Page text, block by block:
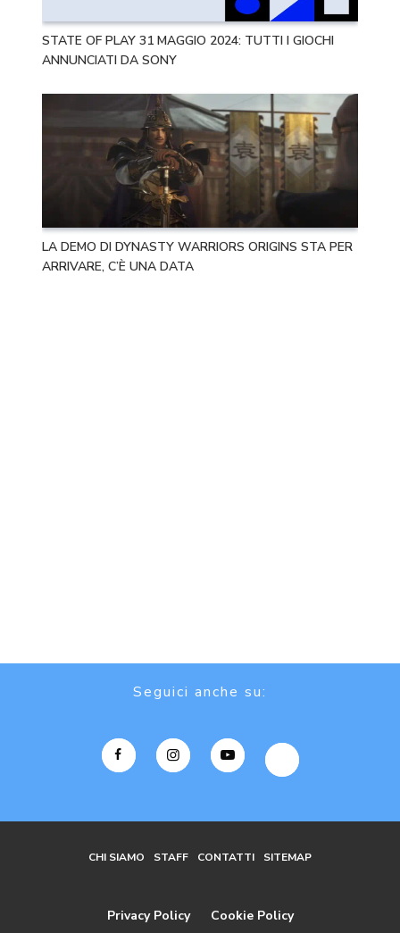
STATE OF PLAY 31 MAGGIO 2024: TUTTI I GIOCHI
ANNUNCIATI DA SONY
LA DEMO DI DYNASTY WARRIORS ORIGINS STA PER
ARRIVARE, C’È UNA DATA
Seguici anche su:
CHI SIAMO STAFF CONTATTI SITEMAP
Privacy Policy Cookie Policy